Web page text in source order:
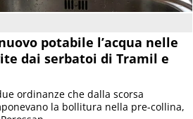
potabile l’acqua nelle
dai serbatoi di Tramil e
ordinanze che dalla scorsa
la bollitura nella pre-collina,